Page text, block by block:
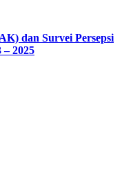
dan Survei Persepsi
2025